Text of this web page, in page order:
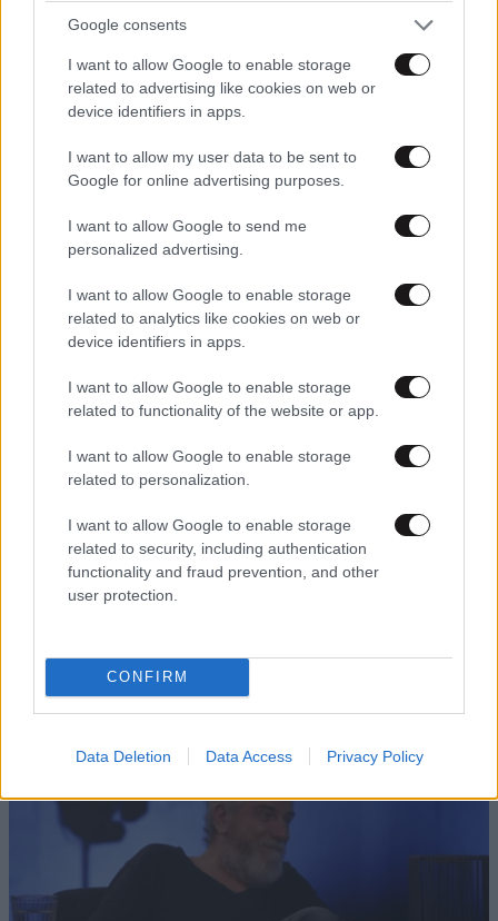
Google consents
I want to allow Google to enable storage
related to advertising like cookies on web or
device identifiers in apps.
I want to allow my user data to be sent to
Google for online advertising purposes.
I want to allow Google to send me
personalized advertising.
I want to allow Google to enable storage
related to analytics like cookies on web or
device identifiers in apps.
I want to allow Google to enable storage
related to functionality of the website or app.
I want to allow Google to enable storage
related to personalization.
I want to allow Google to enable storage
related to security, including authentication
functionality and fraud prevention, and other
user protection.
CONFIRM
Data Deletion Data Access Privacy Policy
ΚΟΣΜΟΣ06·08·2026 22:16
Ανάμεσά τους και η Ελλάδα